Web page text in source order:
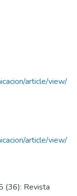
article/view/
article/view/
(36): Revista